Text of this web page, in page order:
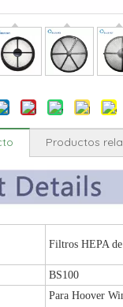
Productos
Filtros HEPA
BS100
Para Hoover